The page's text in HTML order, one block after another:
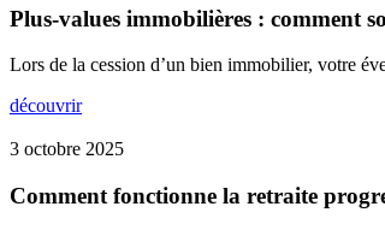
Plus-values immobilières : comment
Lors de la cession d’un bien immobilier, votre
découvrir
3 octobre 2025
Comment fonctionne la retraite